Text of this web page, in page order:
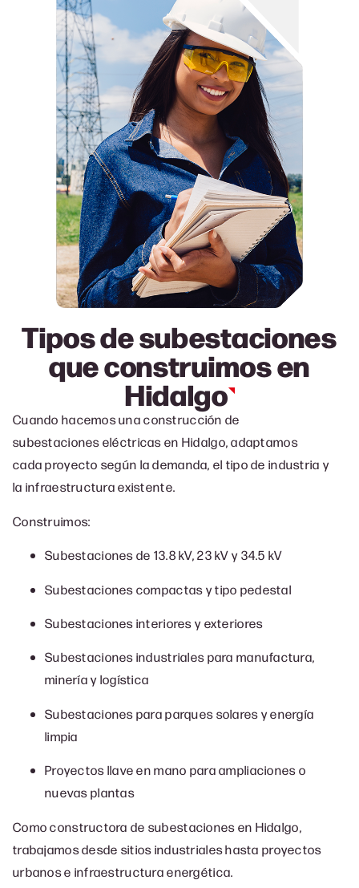
Tipos de subestaciones
que construimos en
Hidalgo
Cuando hacemos una construcción de
subestaciones eléctricas en Hidalgo, adaptamos
cada proyecto según la demanda, el tipo de industria y
la infraestructura existente.
Construimos:
Subestaciones de 13.8 kV, 23 kV y 34.5 kV
Subestaciones compactas y tipo pedestal
Subestaciones interiores y exteriores
Subestaciones industriales para manufactura,
minería y logística
Subestaciones para parques solares y energía
limpia
Proyectos llave en mano para ampliaciones o
nuevas plantas
Como constructora de subestaciones en Hidalgo,
trabajamos desde sitios industriales hasta proyectos
urbanos e infraestructura energética.